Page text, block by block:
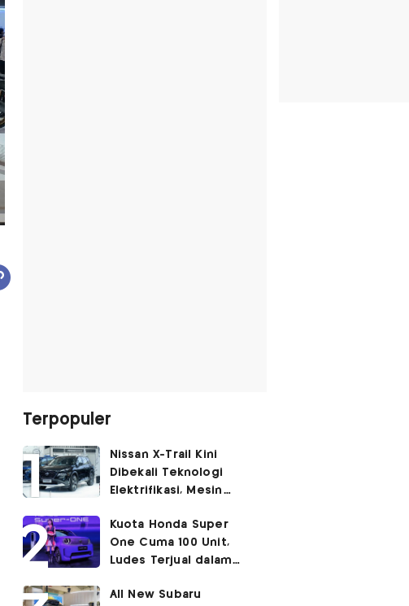
Terpopuler
Nissan X-Trail Kini
Dibekali Teknologi
Elektrifikasi, Mesin
Kuota Honda Super
One Cuma 100 Unit,
Ludes Terjual dalam
All New Subaru